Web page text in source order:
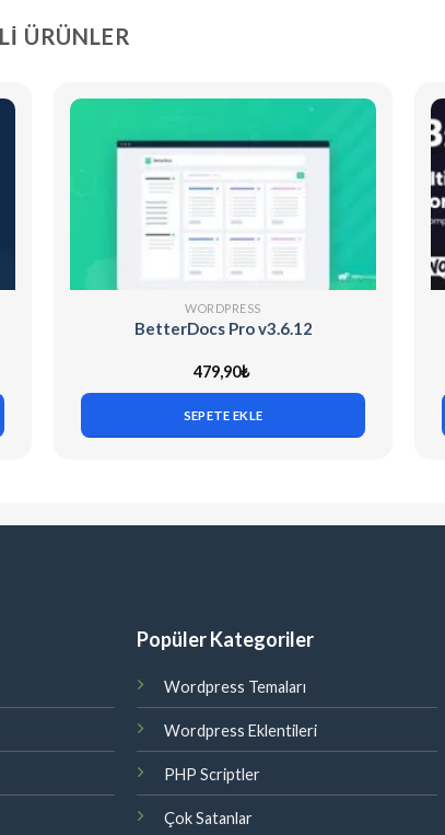
ÜRÜNLER
WORDPRESS
BetterDocs Pro v3.6.12
479,90₺
SEPETE EKLE
Popüler Kategoriler
Wordpress Temaları
Wordpress Eklentileri
PHP Scriptler
Çok Satanlar